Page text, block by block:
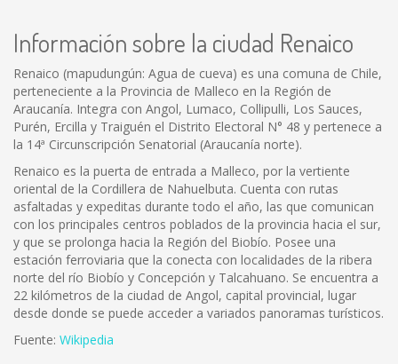
Información sobre la ciudad Renaico
Renaico (mapudungún: Agua de cueva) es una comuna de Chile,
perteneciente a la Provincia de Malleco en la Región de
Araucanía. Integra con Angol, Lumaco, Collipulli, Los Sauces,
Purén, Ercilla y Traiguén el Distrito Electoral N° 48 y pertenece a
la 14ª Circunscripción Senatorial (Araucanía norte).
Renaico es la puerta de entrada a Malleco, por la vertiente
oriental de la Cordillera de Nahuelbuta. Cuenta con rutas
asfaltadas y expeditas durante todo el año, las que comunican
con los principales centros poblados de la provincia hacia el sur,
y que se prolonga hacia la Región del Biobío. Posee una
estación ferroviaria que la conecta con localidades de la ribera
norte del río Biobío y Concepción y Talcahuano. Se encuentra a
22 kilómetros de la ciudad de Angol, capital provincial, lugar
desde donde se puede acceder a variados panoramas turísticos.
Fuente: Wikipedia